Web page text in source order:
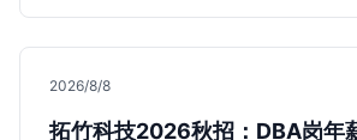
2026/8/8
拓竹科技2026秋招：DBA岗年